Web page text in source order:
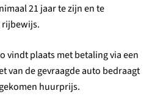
21 jaar te zijn en te
rijbewijs.
vindt plaats met betaling via een
van de gevraagde auto bedraagt
huurprijs.